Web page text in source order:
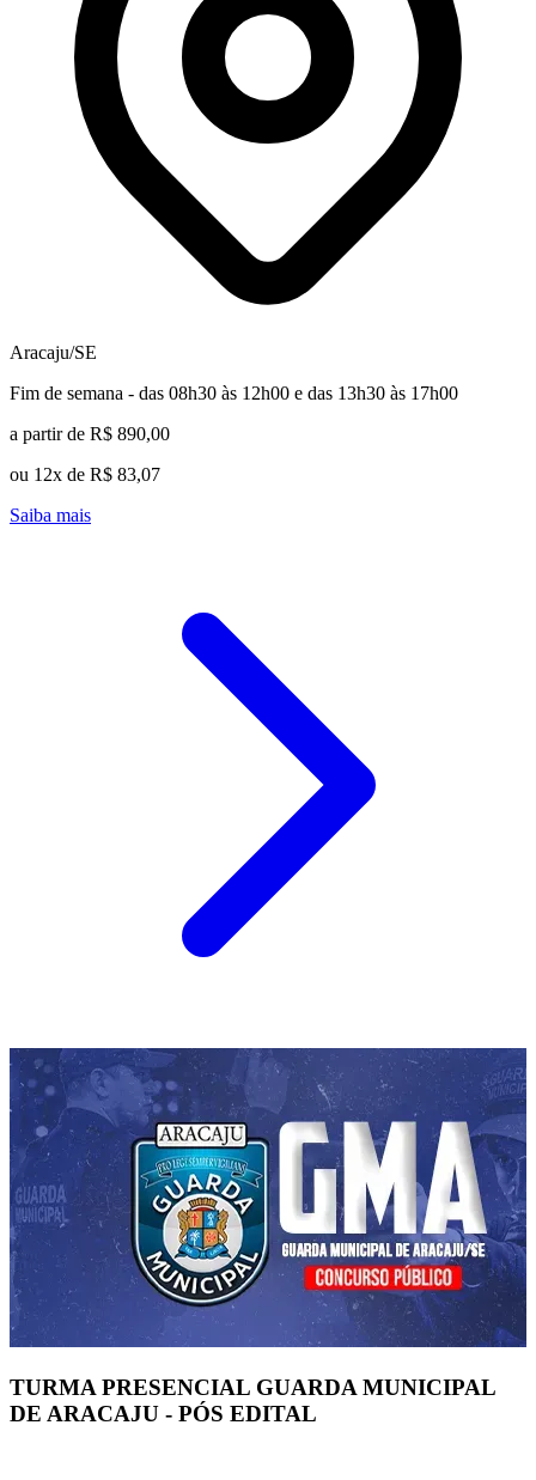
Aracaju/SE
Fim de semana - das 08h30 às 12h00 e das 13h30 às 17h00
a partir de R$ 890,00
ou 12x de R$ 83,07
Saiba mais
TURMA PRESENCIAL GUARDA MUNICIPAL
DE ARACAJU - PÓS EDITAL